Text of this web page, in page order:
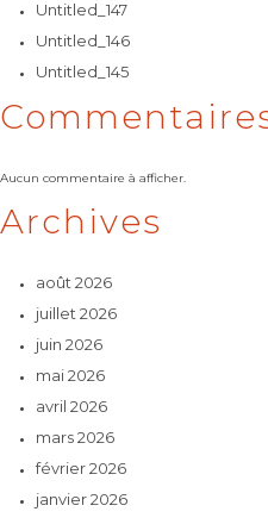
Untitled_147
Untitled_146
Untitled_145
Aucun commentaire à afficher.
Archives
août 2026
juillet 2026
juin 2026
mai 2026
avril 2026
mars 2026
février 2026
janvier 2026